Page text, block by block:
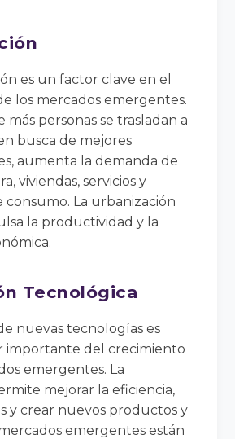
es un factor clave en el
los mercados emergentes.
más personas se trasladan a
busca de mejores
aumenta la demanda de
viviendas, servicios y
La urbanización
la productividad y la
Tecnológica
nuevas tecnologías es
importante del crecimiento
emergentes. La
mejorar la eficiencia,
y crear nuevos productos y
mercados emergentes están